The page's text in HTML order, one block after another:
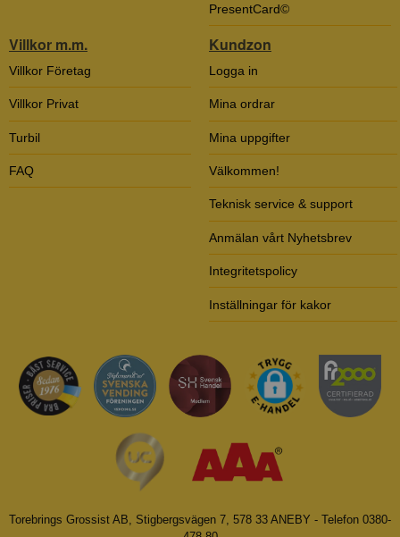
PresentCard©
Villkor m.m.
Villkor Företag
Villkor Privat
Turbil
FAQ
Kundzon
Logga in
Mina ordrar
Mina uppgifter
Välkommen!
Teknisk service & support
Anmälan vårt Nyhetsbrev
Integritetspolicy
Inställningar för kakor
Torebrings Grossist AB, Stigbergsvägen 7, 578 33 ANEBY - Telefon 0380-